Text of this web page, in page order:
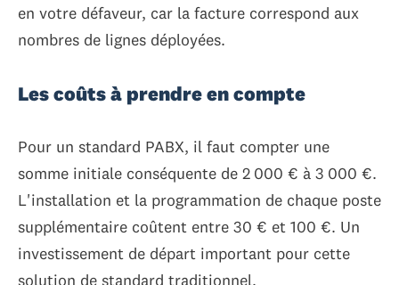
en votre défaveur, car la facture correspond aux
nombres de lignes déployées.
Les coûts à prendre en compte
Pour un standard PABX, il faut compter une
somme initiale conséquente de 2 000 € à 3 000 €.
L'installation et la programmation de chaque poste
supplémentaire coûtent entre 30 € et 100 €. Un
investissement de départ important pour cette
solution de standard traditionnel.